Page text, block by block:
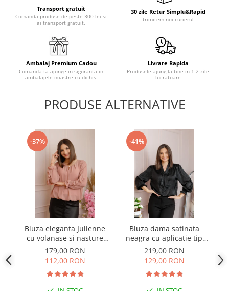
Transport gratuit
Comanda produse de peste 300 lei si
ai transport gratuit.
30 zile Retur Simplu&Rapid
trimitem noi curierul
Ambalaj Premium Cadou
Comanda ta ajunge in siguranta in
ambalajele noastre cu dichis.
Livrare Rapida
Produsele ajung la tine in 1-2 zile
lucratoare
PRODUSE ALTERNATIVE
-37%
Bluza eleganta Julienne
cu volanase si nasture
stilizat - Roz pudrat
179,00 RON
112,00 RON
-41%
Bluza dama satinata
neagra cu aplicatie tip
cravata Yvonne
219,00 RON
129,00 RON